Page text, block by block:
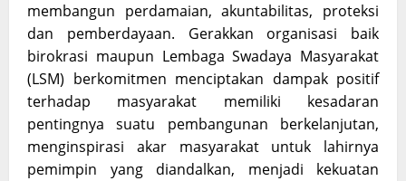
membangun perdamaian, akuntabilitas, proteksi
dan pemberdayaan. Gerakkan organisasi baik
birokrasi maupun Lembaga Swadaya Masyarakat
(LSM) berkomitmen menciptakan dampak positif
terhadap masyarakat memiliki kesadaran
pentingnya suatu pembangunan berkelanjutan,
menginspirasi akar masyarakat untuk lahirnya
pemimpin yang diandalkan, menjadi kekuatan